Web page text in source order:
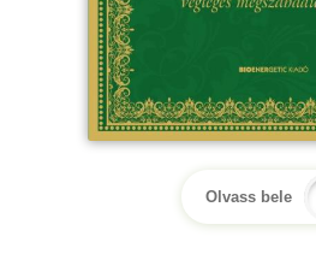
Olvass bele